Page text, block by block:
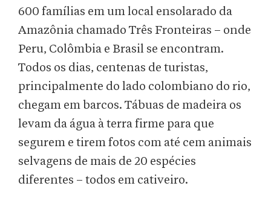
600 famílias em um local ensolarado da
Amazônia chamado Três Fronteiras – onde
Peru, Colômbia e Brasil se encontram.
Todos os dias, centenas de turistas,
principalmente do lado colombiano do rio,
chegam em barcos. Tábuas de madeira os
levam da água à terra firme para que
segurem e tirem fotos com até cem animais
selvagens de mais de 20 espécies
diferentes – todos em cativeiro.